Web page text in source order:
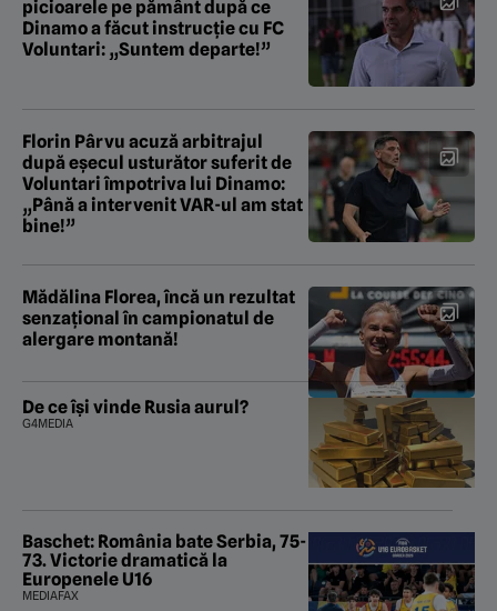
picioarele pe pământ după ce
Dinamo a făcut instrucție cu FC
Voluntari: „Suntem departe!”
Florin Pârvu acuză arbitrajul
după eșecul usturător suferit de
Voluntari împotriva lui Dinamo:
„Până a intervenit VAR-ul am stat
bine!”
Mădălina Florea, încă un rezultat
senzațional în campionatul de
alergare montană!
De ce își vinde Rusia aurul?
G4MEDIA
Baschet: România bate Serbia, 75-
73. Victorie dramatică la
Europenele U16
MEDIAFAX